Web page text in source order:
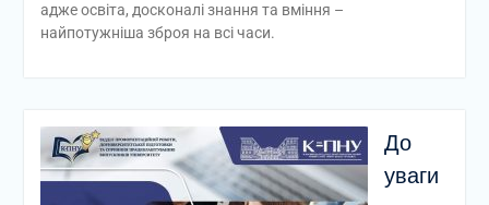
адже освіта, досконалі знання та вміння –
найпотужніша зброя на всі часи.
До
уваги